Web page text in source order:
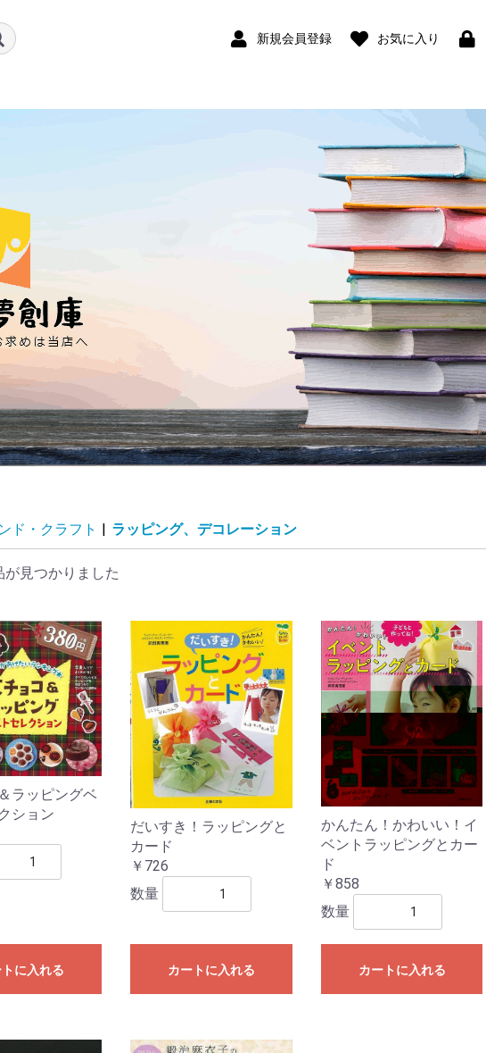
新規会員登録 お気に入り
ド・クラフト | ラッピング、デコレーション
が見つかりました
ラッピングベ
ション
に入れる
だいすき！ラッピングと
カード
￥726
数量
カートに入れる
かんたん！かわいい！イ
ベントラッピングとカー
ド
￥858
数量
カートに入れる